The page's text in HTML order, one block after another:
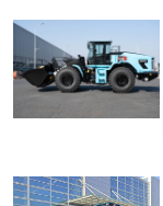
Comparer
Comparer